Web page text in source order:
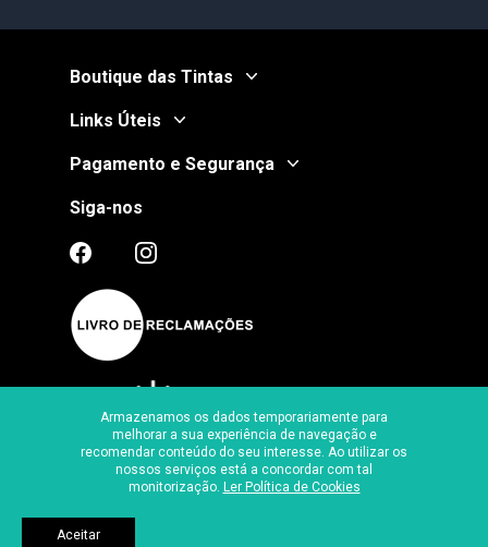
Armazenamos os dados temporariamente para
melhorar a sua experiência de navegação e
recomendar conteúdo do seu interesse. Ao utilizar os
nossos serviços está a concordar com tal
monitorização. Ler Política de Cookies
Aceitar
Boutique das Tintas
Links Úteis
Pagamento e Segurança
Siga-nos
Certificado de Segurança
Desenvolvido por